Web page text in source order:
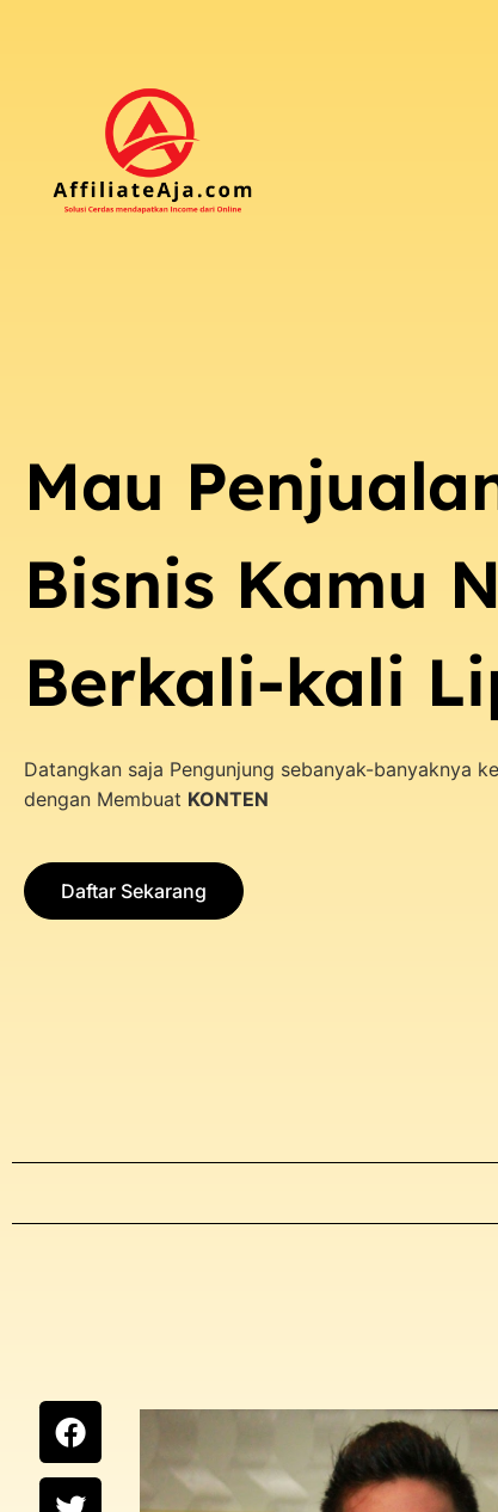
Mau
Bisnis Kamu
Berkali-kali
Datangkan saja Pengunjung sebanyak-banyaknya
dengan Membuat KONTEN
Daftar Sekarang